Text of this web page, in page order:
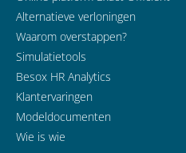
Alternatieve verloningen
Waarom overstappen?
Simulatietools
Besox HR Analytics
Klantervaringen
Modeldocumenten
Wie is wie